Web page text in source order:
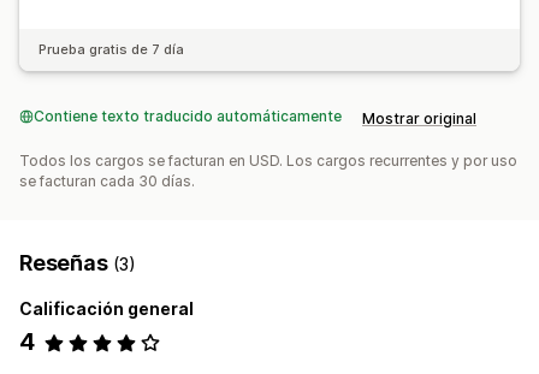
Prueba gratis de 7 día
Contiene texto traducido automáticamente Mostrar original
Todos los cargos se facturan en USD. Los cargos recurrentes y por uso
se facturan cada 30 días.
Reseñas (3)
Calificación general
4